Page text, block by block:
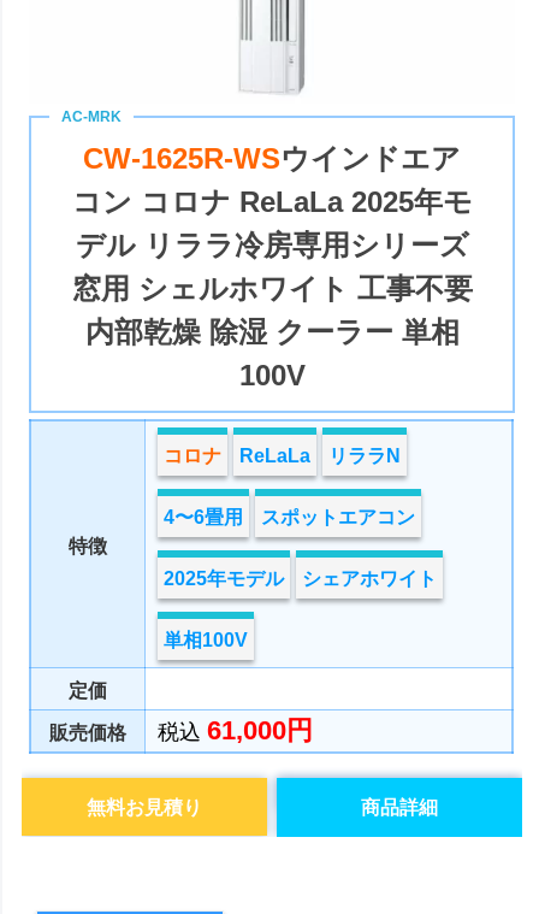
CW-1625R-WSウインドエア
コン コロナ ReLaLa 2025年モ
デル リララ冷房専用シリーズ
窓用 シェルホワイト 工事不要
内部乾燥 除湿 クーラー 単相
100V
特徴
コロナ ReLaLa リララN
4〜6畳用 スポットエアコン
2025年モデル シェアホワイト
単相100V
定価
販売価格 税込61,000円
商品詳細
無料お見積り